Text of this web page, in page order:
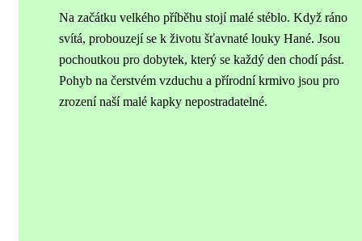
Na začátku velkého příběhu stojí malé stéblo. Když ráno
svítá, probouzejí se k životu šťavnaté louky Hané. Jsou
pochoutkou pro dobytek, který se každý den chodí pást.
Pohyb na čerstvém vzduchu a přírodní krmivo jsou pro
zrození naší malé kapky nepostradatelné.